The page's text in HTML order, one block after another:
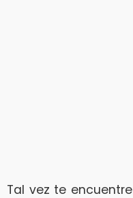
Tal vez te